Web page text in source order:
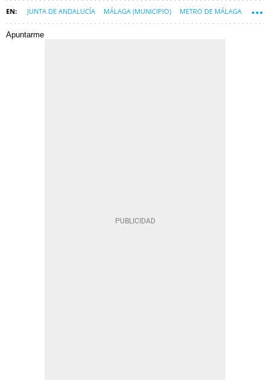
JUNTA DE ANDALUCÍA MÁLAGA (MUNICIPIO) METRO DE MÁLAGA
CONSTRUYENDO MÁLAGA
Apuntarme